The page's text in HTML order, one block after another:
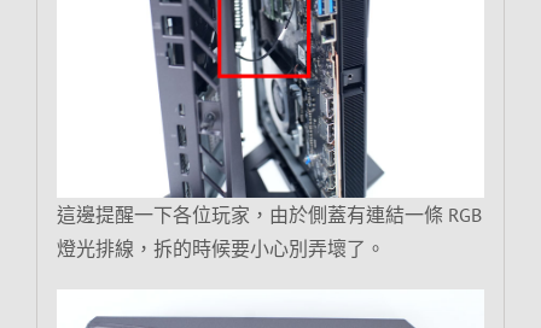
這邊提醒一下各位玩家，由於側蓋有連結一條 RGB
燈光排線，拆的時候要小心別弄壞了。